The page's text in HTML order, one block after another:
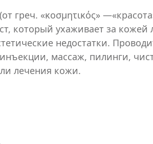
греч. «κοσμητικός»
который ухаживает за кожей
недостатки.
массаж, пилинги,
лечения кожи.